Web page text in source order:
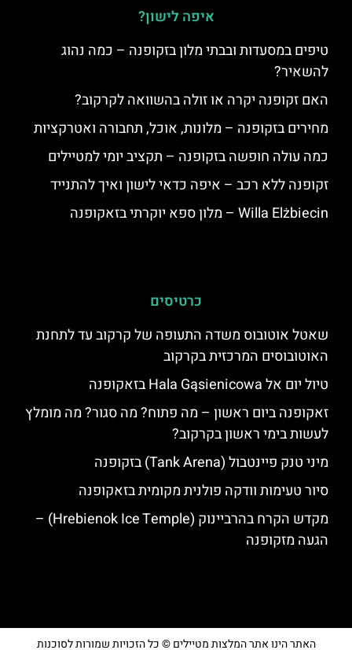
איפה לישון?
טיפים במסעדות ובבתי מלון בזקופנה – כמה נהוג
להשאיר?
האם זקופנה יקרה או זולה בהשוואה לקרקוב?
מחירים בזקופנה – מלונות, אוכל, תחבורה ואטרקציות
כמה עולה חופשה בזקופנה – תקציב יומי למטיילים
זקופנה ללא רכב – איפה כדאי לישון ואיך להתנייד
Willa Elżbiecin – מלון ספא יוקרתי בזאקופנה
כרטיסים
שאטל אוטובוס משדה התעופה של קרקוב עד לתחנת
האוטובוסים המרכזית בקרקוב
טיול יום אל Hala Gąsienicowa בזאקופנה
זאקופנה ביום ראשון – מה פתוח? מה סגור? מה מומלץ
לעשות בימי ראשון בקרקוב?
מיני טנק פיינטבול (Tank Arena) בזקופנה
סיור טעימות וודקה פולנית מקומית בזאקופנה
מקדש הקרח בהרביינוק (Hrebienok Ice Temple) –
הגעה מזקופנה
האתר הינו אתר המלצות מטיילים © כל הזכויות שמורות לסוכנות